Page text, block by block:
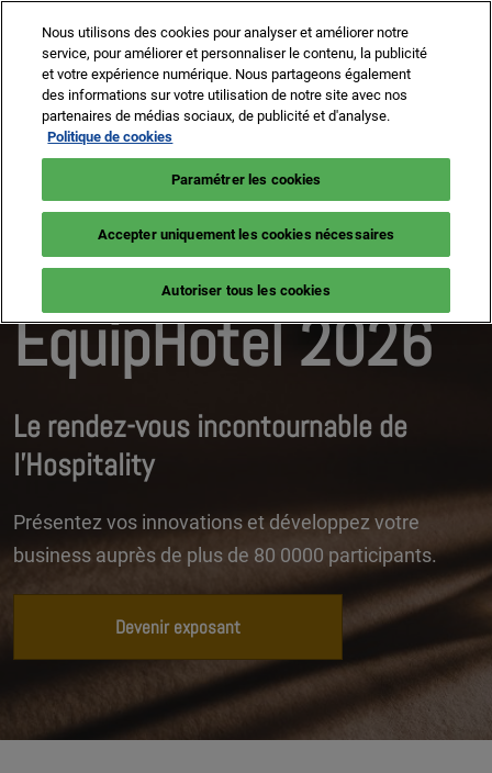
EquipHotel
Lundi 2 - Jeudi 5 Nov 2026
Paris, Porte de Versailles
Exposez à
EquipHotel 2026
Le rendez-vous incontournable de
l’Hospitality
Présentez vos innovations et développez votre
business auprès de plus de 80 0000 participants.
Devenir exposant
Nous utilisons des cookies pour analyser et améliorer notre
service, pour améliorer et personnaliser le contenu, la publicité
et votre expérience numérique. Nous partageons également
des informations sur votre utilisation de notre site avec nos
partenaires de médias sociaux, de publicité et d'analyse.
Politique de cookies
Paramétrer les cookies
Accepter uniquement les cookies nécessaires
Autoriser tous les cookies